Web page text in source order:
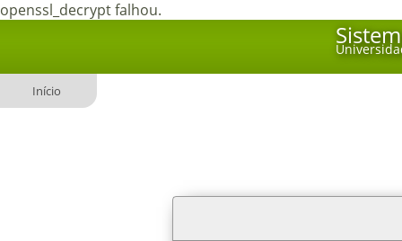
openssl_decrypt falhou.
Início